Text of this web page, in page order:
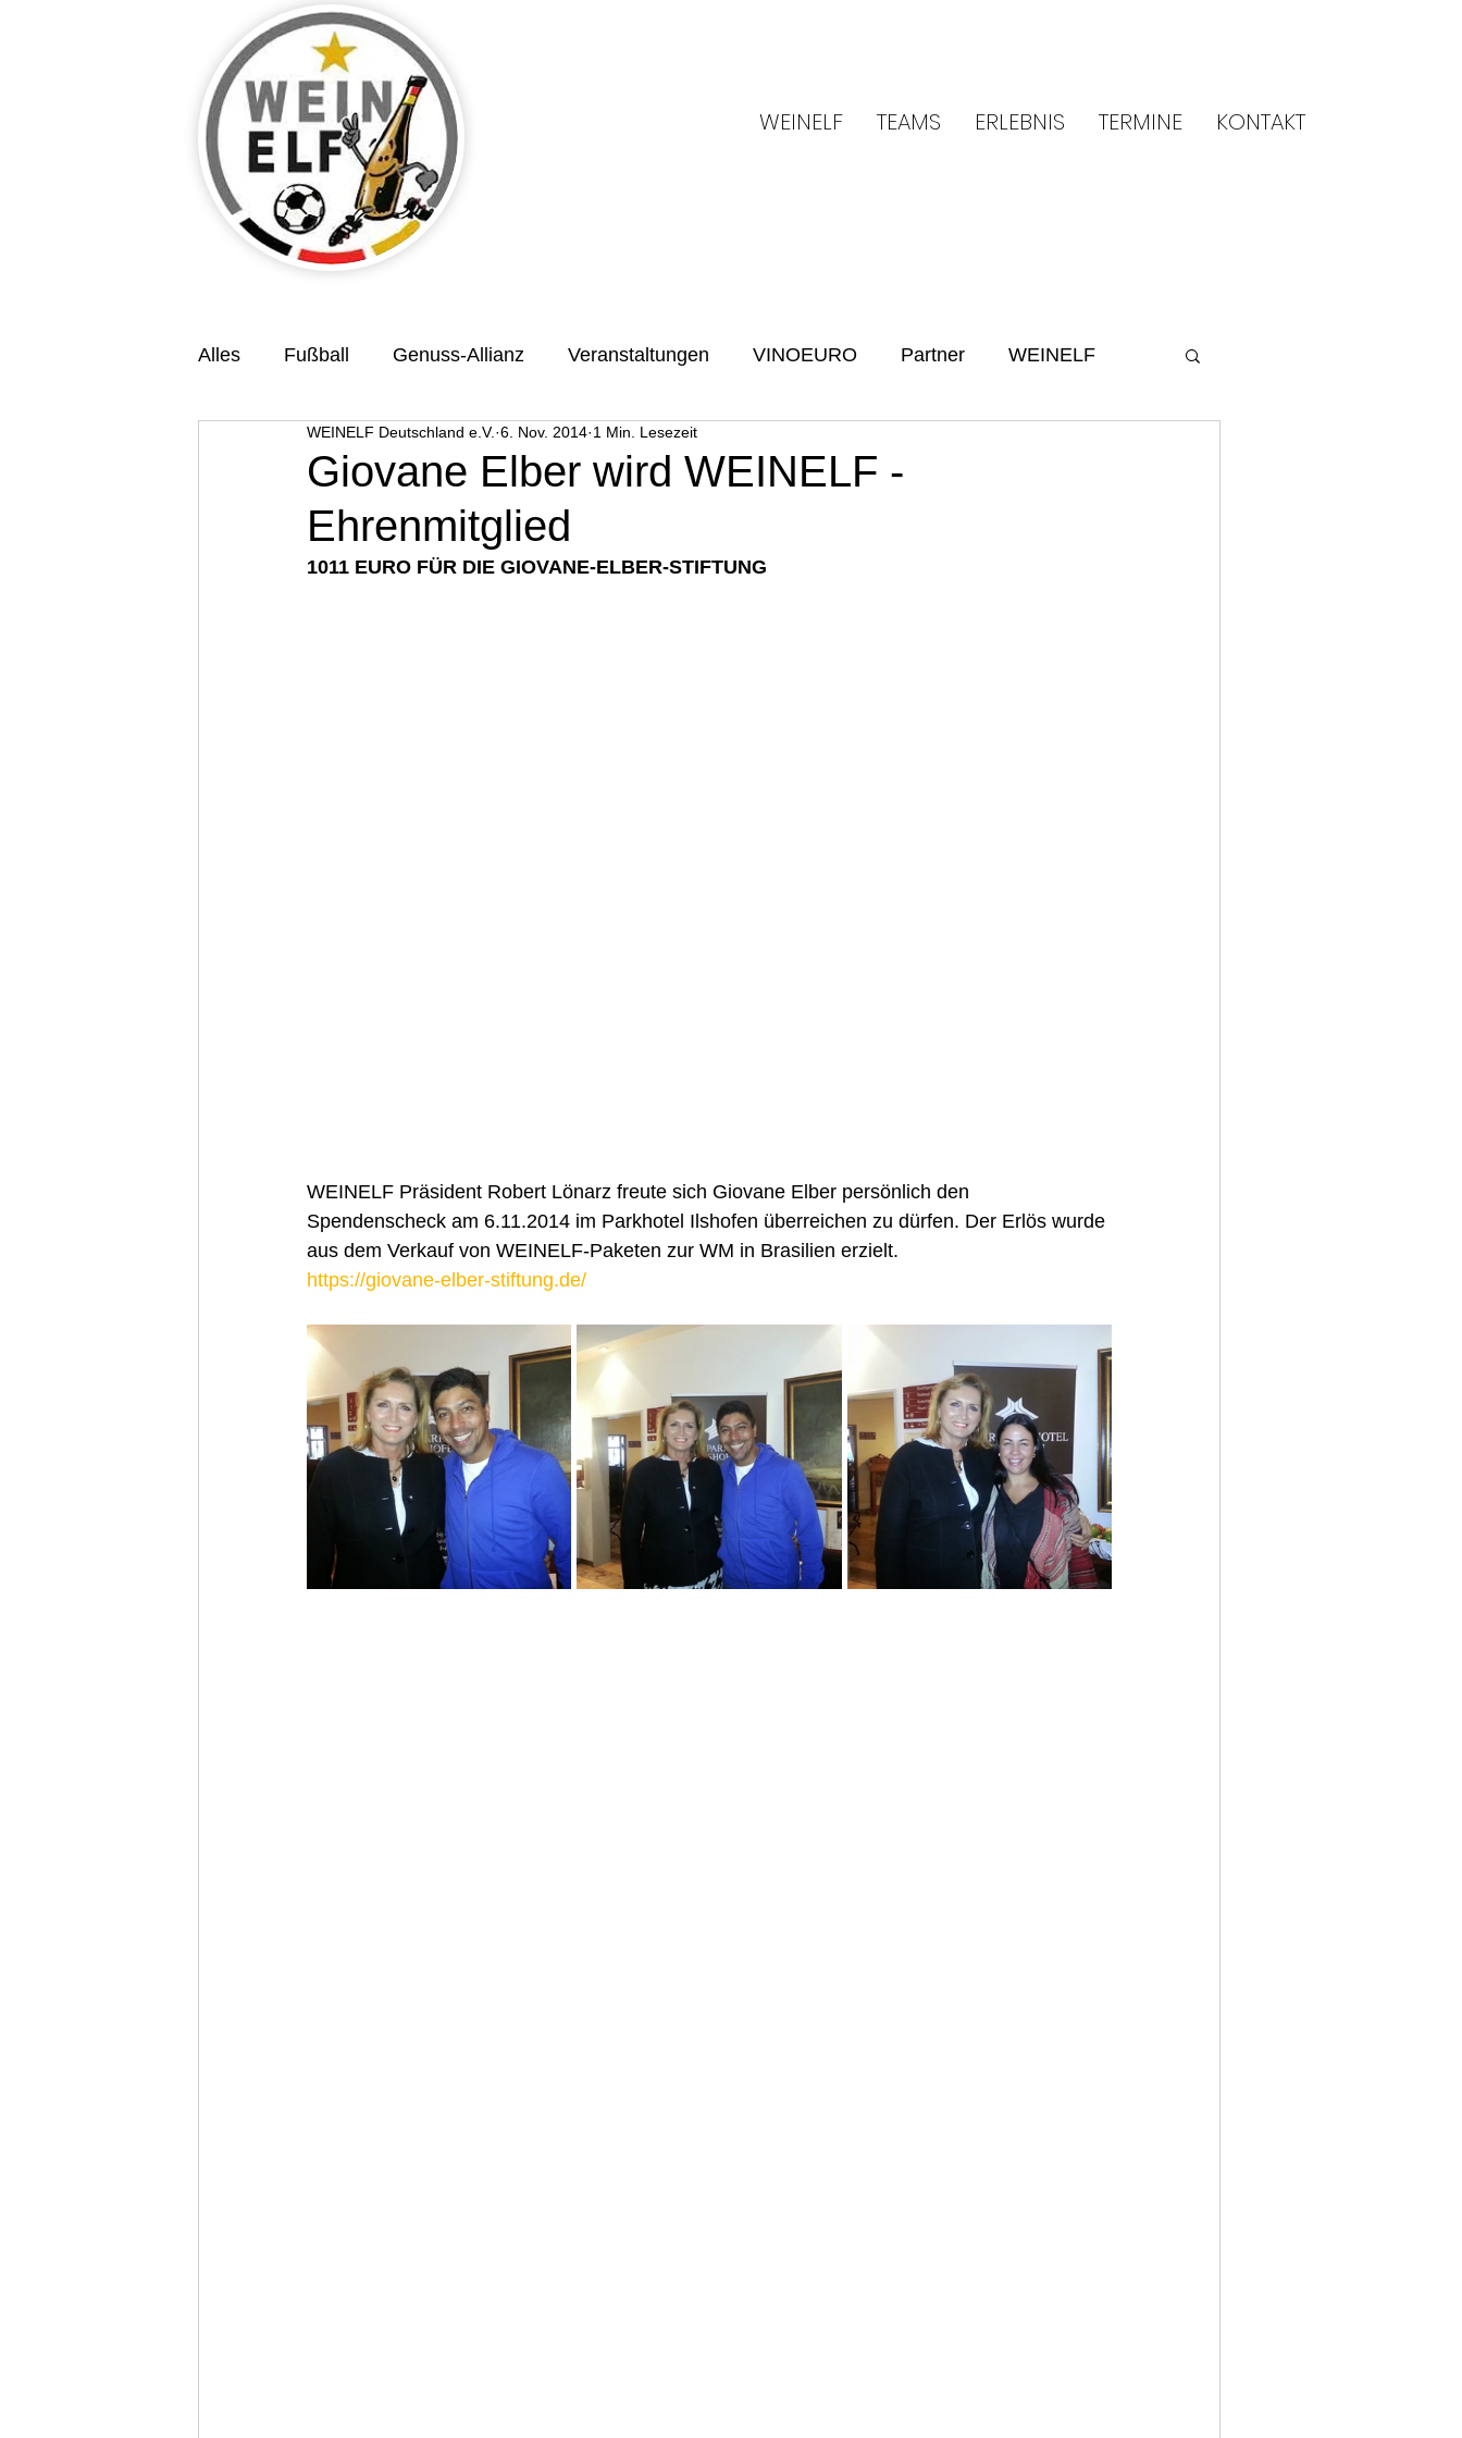
WEINELF TEAMS ERLEBNIS TERMINE KONTAKT
Alles Fußball Genuss-Allianz Veranstaltungen VINOEURO Partner WEINELF
Veranstaltungsvorschau Benefiz Spielvorschau
Giovane Elber wird WEINELF -
Ehrenmitglied
WEINELF Deutschland e.V. 6. Nov. 2014 1 Min. Lesezeit
1011 EURO FÜR DIE GIOVANE-ELBER-STIFTUNG
WEINELF Präsident Robert Lönarz freute sich Giovane Elber persönlich den
Spendenscheck am 6.11.2014 im Parkhotel Ilshofen überreichen zu dürfen. Der Erlös wurde
aus dem Verkauf von WEINELF-Paketen zur WM in Brasilien erzielt.
https://giovane-elber-stiftung.de/